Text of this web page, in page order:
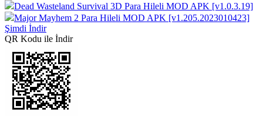
Dead Wasteland Survival 3D Para Hileli MOD APK [v1.0.3.19]
Major Mayhem 2 Para Hileli MOD APK [v1.205.2023010423]
Şimdi İndir
QR Kodu ile İndir